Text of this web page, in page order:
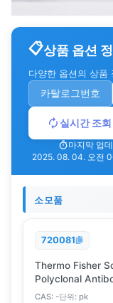
상품 옵션
다양한 옵션의 상품
카탈로그번호
실시간 조회
마지막 업
2025. 08. 04. 오전
소모품
720081
Thermo Fisher
Polyclonal
CAS: -단위: pk